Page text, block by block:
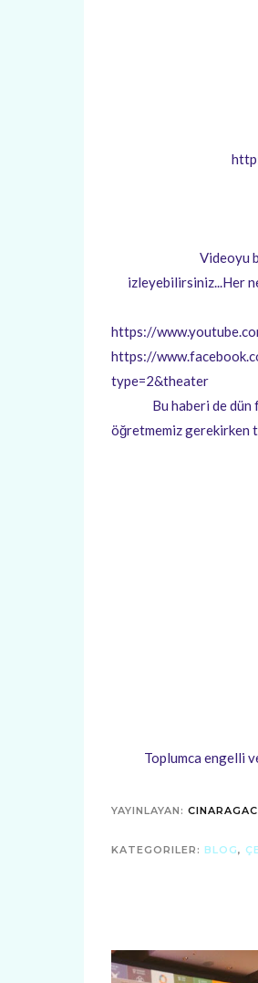
http://
Videoyu
izleyebilirsiniz...Her
https://
https://
type=2&theater
Bu haberi de dün
öğretmemiz gerekirken
Toplumca engelli ve
YAYINLAYAN:
KATEGORILER: BLOG,